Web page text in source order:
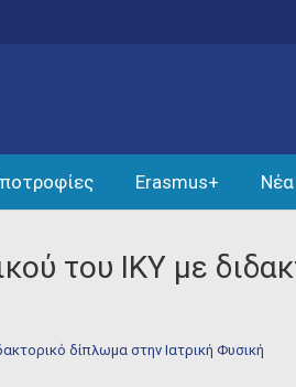
Erasmus+ Νέα
του ΙΚΥ με
δίπλωμα στην Ιατρική Φυσική